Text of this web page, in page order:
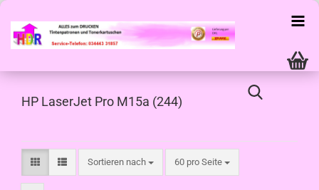
HP LaserJet Pro M15a (244)
Sortieren nach
Sortieren nach 60 pro Seite
pro Seite